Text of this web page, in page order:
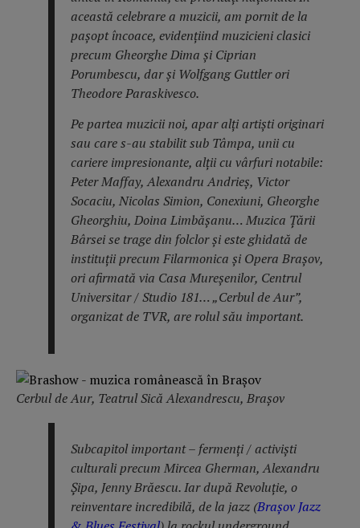
această celebrare a muzicii, am pornit de la
pașopt încoace, evidențiind muzicieni clasici
precum Gheorghe Dima și Ciprian
Porumbescu, dar și Wolfgang Guttler ori
Theodore Paraskivesco.
Pe partea muzicii noi, apar alți artiști originari
sau care s-au stabilit sub Tâmpa, unii cu
cariere impresionante, alții cu vârfuri notabile:
Peter Maffay, Alexandru Andrieș, Victor
Socaciu, Nicolas Simion, Conexiuni, Gheorghe
Gheorghiu, Doina Limbășanu… Muzica Țării
Bârsei se trage din folclor și este ghidată de
instituții precum Filarmonica și Opera Brașov,
ori afirmată via Casa Mureșenilor, Centrul
Universitar / Studio 181… „Cerbul de Aur”,
organizat de TVR, are rolul său important.
Cerbul de Aur, Teatrul Sică Alexandrescu, Brașov
Subcapitol important – fermenți / activiști
culturali precum Mircea Gherman, Alexandru
Șipa, Jenny Brăescu. Iar după Revoluție, o
reinventare incredibilă, de la jazz (Brașov Jazz